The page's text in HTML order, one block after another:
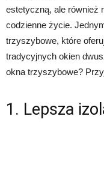
estetyczną, ale również
codzienne życie.
trzyszybowe, które
tradycyjnych okien
okna trzyszybowe?
1. Lepsza